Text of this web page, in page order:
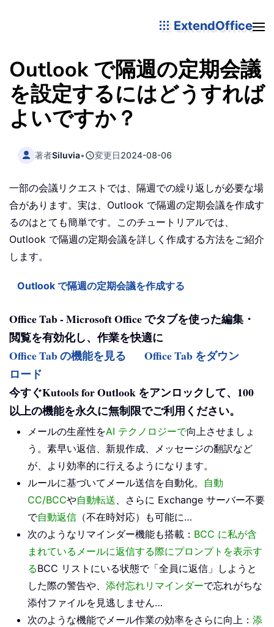
ExtendOffice
Outlook で隔週の定期会議
を設定するにはどうすれば
よいですか？
著者Siluvia• 変更日2024-08-06
一部の会議リクエストでは、隔週での繰り返しが必要な場
合があります。実は、Outlook で隔週の定期会議を作成す
るのはとても簡単です。このチュートリアルでは、
Outlook で隔週の定期会議を詳しく作成する方法をご紹介
します。
Outlook で隔週の定期会議を作成する
Office Tab - Microsoft Office でタブを使った編集・
閲覧を有効化し、作業を快適に
Office Tab の機能を見る
Office Tab をダウン
ロード
今すぐKutools for Outlook をアンロックして、100
以上の機能を永久に無制限でご利用ください。
メールの生産性をAI テクノロジーで向上させましょ
う。素早い返信、新規作成、メッセージの翻訳など
が、より効率的に行えるようになります。
ルールに基づいてメール送信を自動化。 自動
CC/BCCや自動転送、さらに Exchange サーバー不要
で自動返信 （不在時対応）も可能に…
次のようなリマインダー機能も搭載： BCC に私が含
まれているメールに返信する際にプロンプトを表示す
るBCC リストにいる状態で「全員に返信」しようと
した際の警告や、 添付忘れリマインダーで忘れがちな
添付ファイルを見逃しません…
次のような機能でメール作業の効率をさらに向上： 添